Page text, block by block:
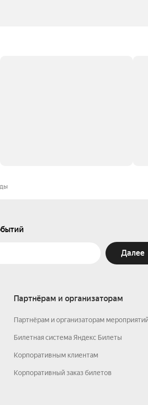
Далее
Партнёрам и организаторам
Партнёрам и организаторам
Билетная система Яндекс Билеты
Корпоративным клиентам
Корпоративный заказ билетов